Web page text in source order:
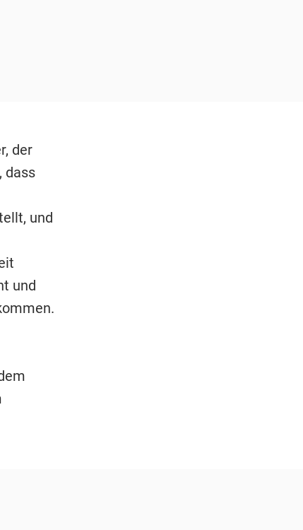
der
dass
und
und